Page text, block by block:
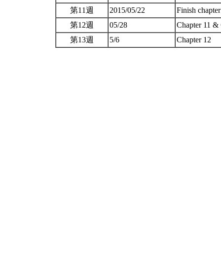
第11週
2015/05/22
Finish
第12週
05/28
Chapter 11
第13週
5/6 Chapter 12